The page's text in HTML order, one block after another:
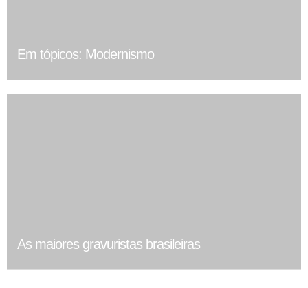
Em tópicos: Modernismo
As maiores gravuristas brasileiras